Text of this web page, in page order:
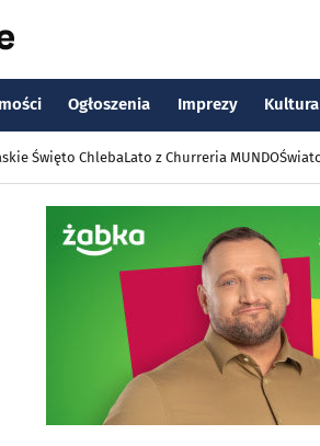
Ogłoszenia Imprezy Kultura
Święto ChlebaLato z Churreria MUNDO